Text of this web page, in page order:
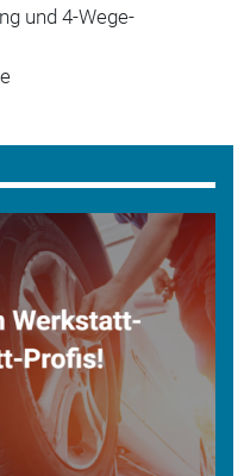
und 4-Wege-